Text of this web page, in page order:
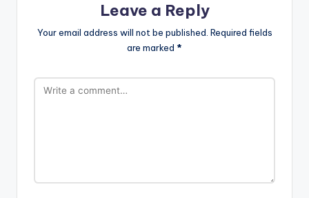
Leave a Reply
Your email address will not be published. Required fields
are marked *